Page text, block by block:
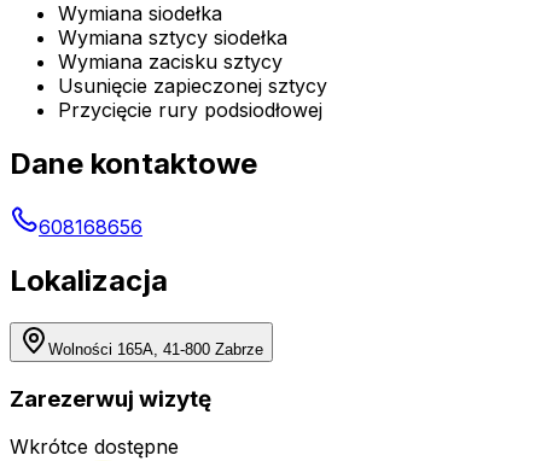
Wymiana siodełka
Wymiana sztycy siodełka
Wymiana zacisku sztycy
Usunięcie zapieczonej sztycy
Przycięcie rury podsiodłowej
Dane kontaktowe
608168656
Lokalizacja
Wolności 165A, 41-800 Zabrze
Zarezerwuj wizytę
Wkrótce dostępne